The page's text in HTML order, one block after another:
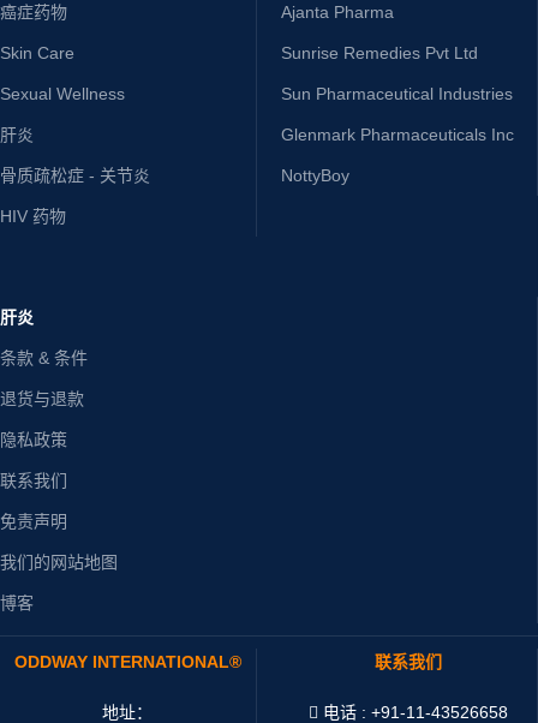
癌症药物
Skin Care
Sexual Wellness
肝炎
骨质疏松症 - 关节炎
HIV 药物
Ajanta Pharma
Sunrise Remedies Pvt Ltd
Sun Pharmaceutical Industries
Glenmark Pharmaceuticals Inc
NottyBoy
肝炎
条款 & 条件
退货与退款
隐私政策
联系我们
免责声明
我们的网站地图
博客
ODDWAY INTERNATIONAL®
地址：
联系我们
电话 : +91-11-43526658